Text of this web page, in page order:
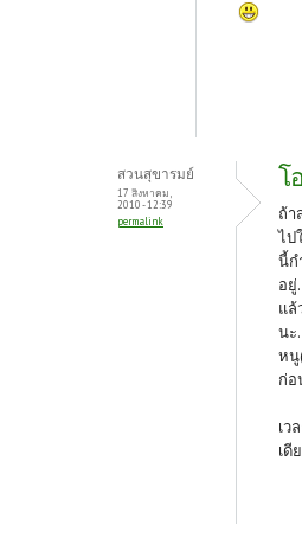
สวนสุขารมย์
17 สิงหาคม,
2010 - 12:39
permalink
โ
ถ้า
ไป
นี้ก
อยู่
แล้
นะ
หนู
ก่อ
เว
เดี